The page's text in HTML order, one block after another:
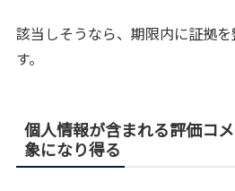
該当しそうなら、期限内に証拠
す。
個人情報が含まれる評価コ
象になり得る